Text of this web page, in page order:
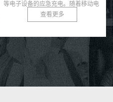
保在主电源中断时为关键设备提供稳
定的交流电。其性能直接...
查看更多